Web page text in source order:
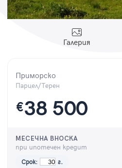
Галерия
Приморско
Парцел/Терен
€38 500
МЕСЕЧНА ВНОСКА
при ипотечен кредит
Срок: г.
Парола